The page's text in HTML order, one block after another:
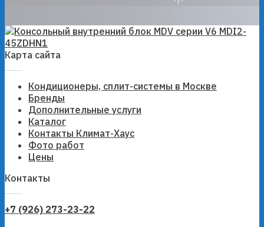
Карта сайта
Кондиционеры, сплит-системы в Москве
Бренды
Дополнительные услуги
Каталог
Контакты Климат-Хаус
Фото работ
Цены
Контакты
+7 (926) 273-23-22